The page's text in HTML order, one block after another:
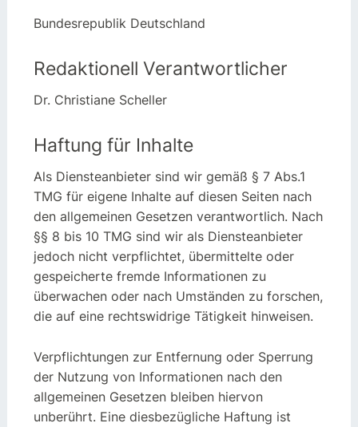
Bundesrepublik Deutschland
Redaktionell Verantwortlicher
Dr. Christiane Scheller
Haftung für Inhalte
Als Diensteanbieter sind wir gemäß § 7 Abs.1
TMG für eigene Inhalte auf diesen Seiten nach
den allgemeinen Gesetzen verantwortlich. Nach
§§ 8 bis 10 TMG sind wir als Diensteanbieter
jedoch nicht verpflichtet, übermittelte oder
gespeicherte fremde Informationen zu
überwachen oder nach Umständen zu forschen,
die auf eine rechtswidrige Tätigkeit hinweisen.
Verpflichtungen zur Entfernung oder Sperrung
der Nutzung von Informationen nach den
allgemeinen Gesetzen bleiben hiervon
unberührt. Eine diesbezügliche Haftung ist